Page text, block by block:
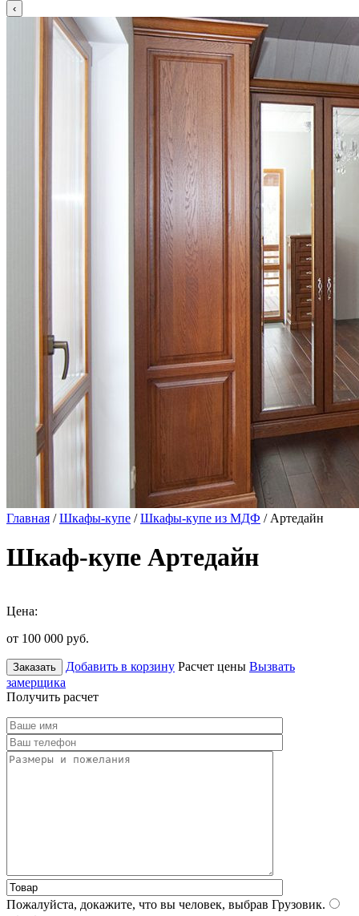
Главная /Шкафы-купе /Шкафы-купе из МДФ / Артедайн
Шкаф-купе Артедайн
Цена:
от 100 000 руб.
Заказать Добавить в корзину Расчет цены Вызвать
замерщика
Получить расчет
Пожалуйста, докажите, что вы человек, выбрав Грузовик.